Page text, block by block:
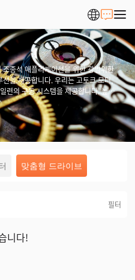
종석 애플리케이션을 위한 광범위한
을 제공합니다. 우리는 고토크 모터,
련의 구동 시스템을 제공합니다. 높은
을 충족할 수 있습니다.
맞춤형 드라이브
필터
니다!